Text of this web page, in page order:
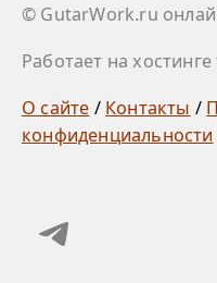
© GutarWork.ru
Работает на
О сайте / Контакты /
конфиденциальности